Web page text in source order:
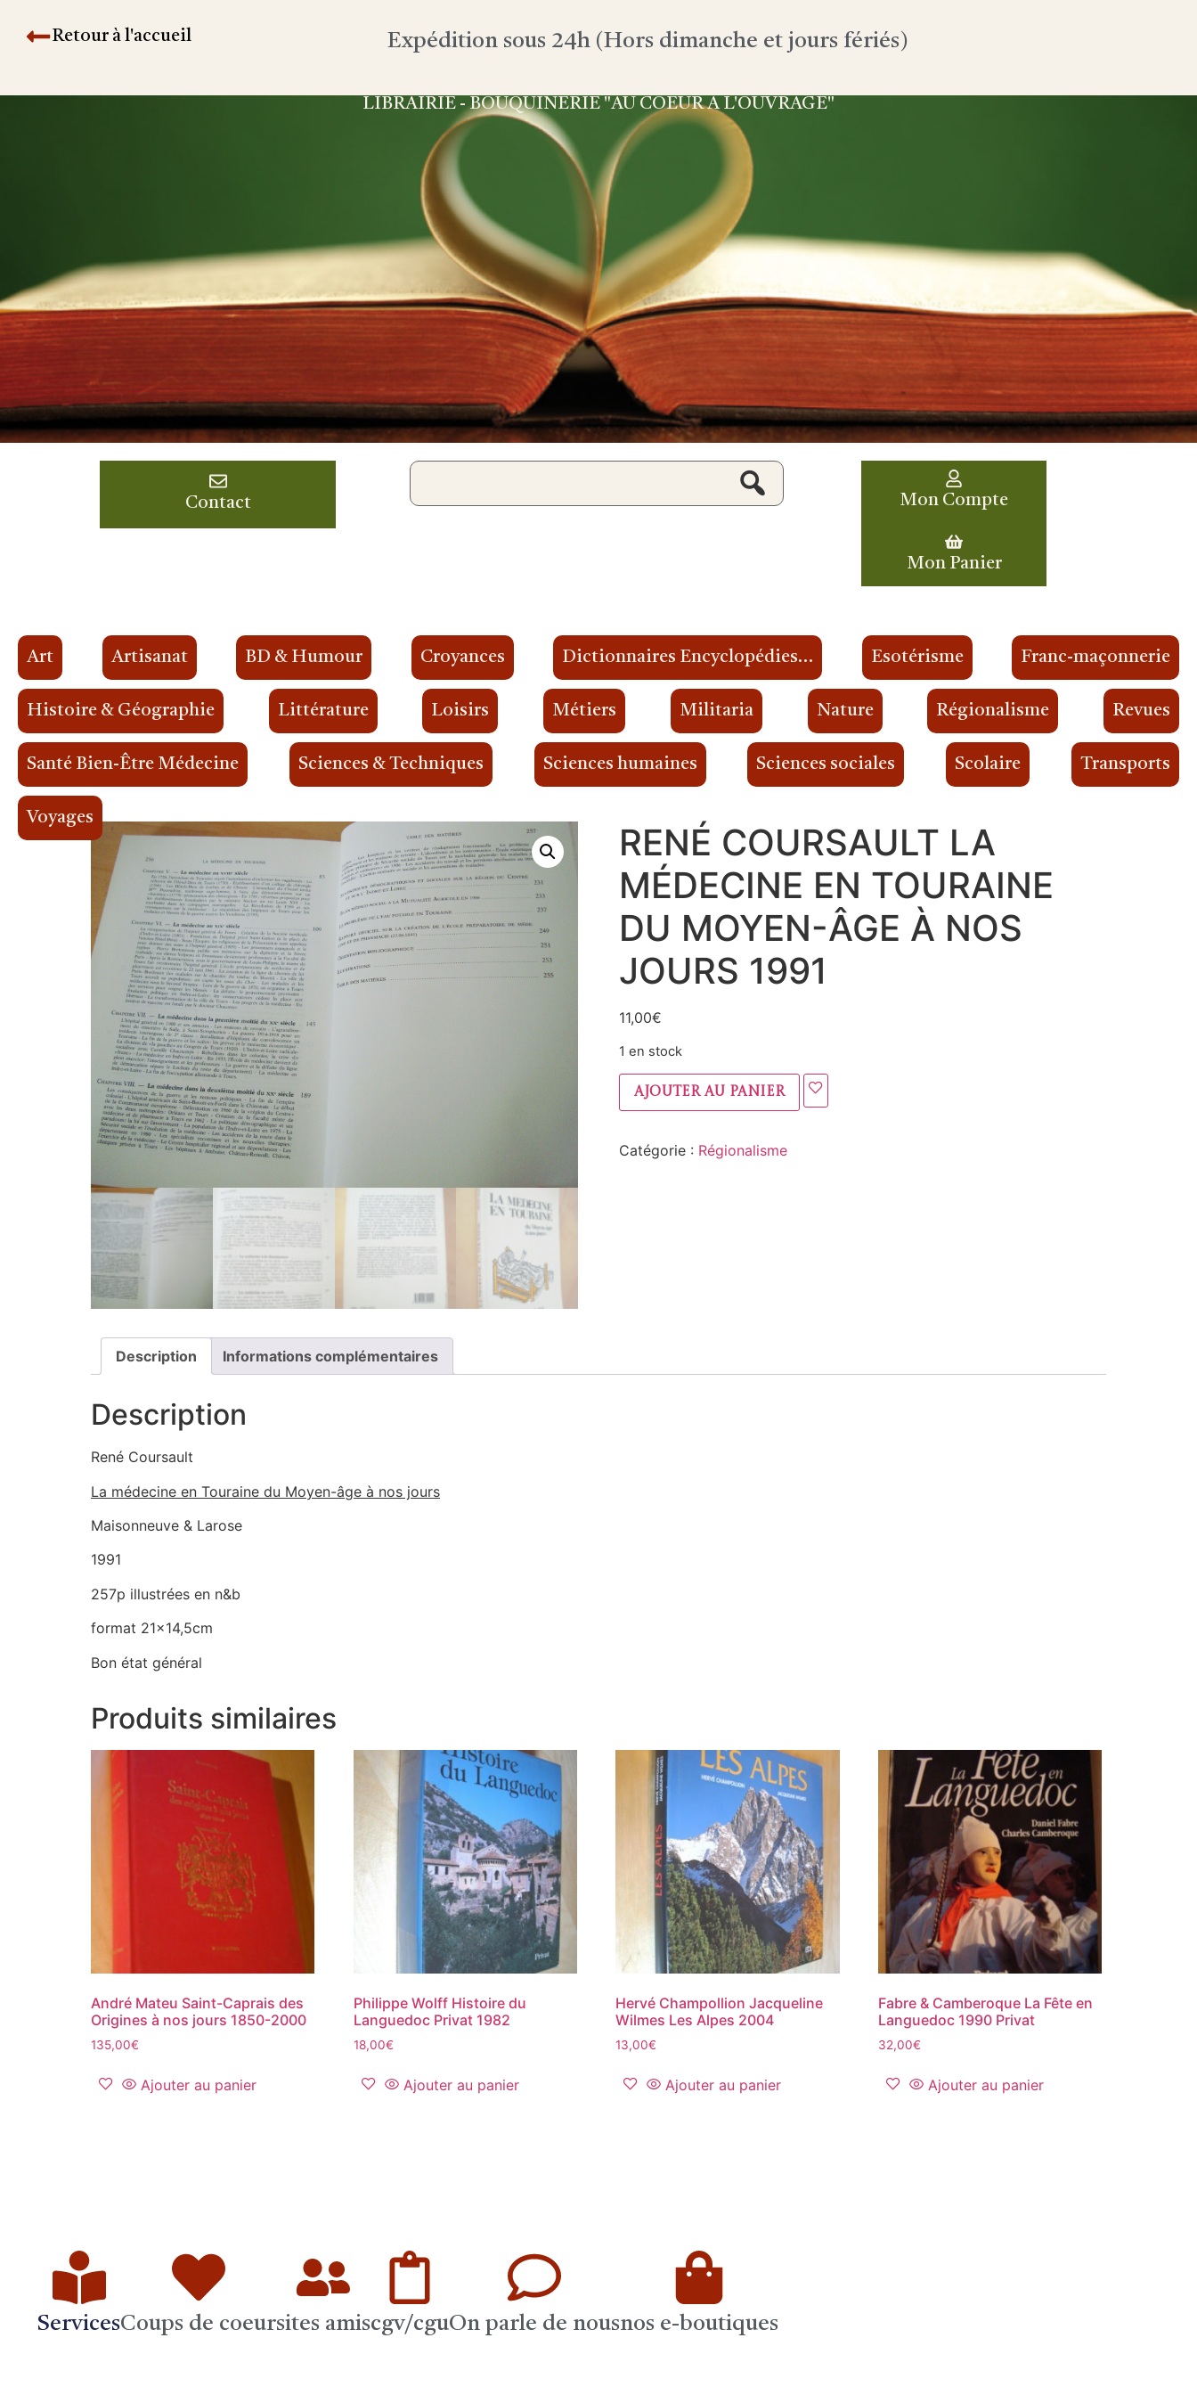
Retour à l'accueil Expédition sous 24h (Hors dimanche et jours fériés)
LIBRAIRIE - BOUQUINERIE "AU COEUR À L'OUVRAGE"
Contact Mon Compte
Mon Panier
Art Artisanat BD & Humour Croyances Dictionnaires Encyclopédies… Esotérisme Franc-maçonnerie
Histoire & Géographie Littérature Loisirs Métiers Militaria Nature Régionalisme Revues
Santé Bien-Être Médecine Sciences & Techniques Sciences humaines Sciences sociales Scolaire Transports
Voyages
RENÉ COURSAULT LA
MÉDECINE EN TOURAINE
DU MOYEN-ÂGE À NOS
JOURS 1991
11,00€
1 en stock
Ajouter au panier
Catégorie : Régionalisme
Description Informations complémentaires
Description
René Coursault
La médecine en Touraine du Moyen-âge à nos jours
Maisonneuve & Larose
1991
257p illustrées en n&b
format 21×14,5cm
Bon état général
Produits similaires
André Mateu Saint-Caprais des
Origines à nos jours 1850-2000
135,00€
Ajouter au panier
Philippe Wolff Histoire du
Languedoc Privat 1982
18,00€
Ajouter au panier
Hervé Champollion Jacqueline
Wilmes Les Alpes 2004
13,00€
Ajouter au panier
Fabre & Camberoque La Fête en
Languedoc 1990 Privat
32,00€
Ajouter au panier
ServicesCoups de coeursites amiscgv/cguOn parle de nousnos e-boutiques